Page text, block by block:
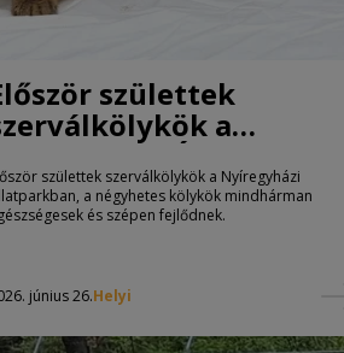
születtek
a
Nyíregyházi Állatparkban
születtek szerválkölykök a Nyíregyházi
a négyhetes kölykök mindhárman
és szépen fejlődnek.
június 26.Helyi